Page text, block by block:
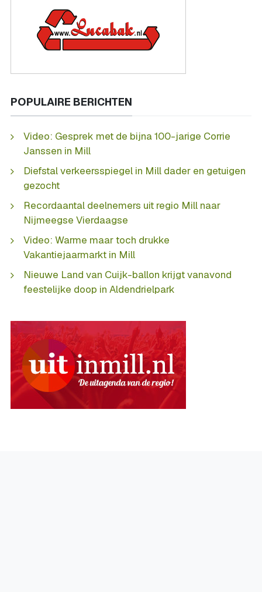
POPULAIRE BERICHTEN
Video: Gesprek met de bijna 100-jarige Corrie
Janssen in Mill
Diefstal verkeersspiegel in Mill dader en getuigen
gezocht
Recordaantal deelnemers uit regio Mill naar
Nijmeegse Vierdaagse
Video: Warme maar toch drukke
Vakantiejaarmarkt in Mill
Nieuwe Land van Cuijk-ballon krijgt vanavond
feestelijke doop in Aldendrielpark